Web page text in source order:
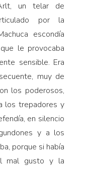
un telar de
por la
escondía
le provocaba
sensible. Era
muy de
los poderosos,
los trepadores y
en silencio
y a los
porque si había
mal gusto y la